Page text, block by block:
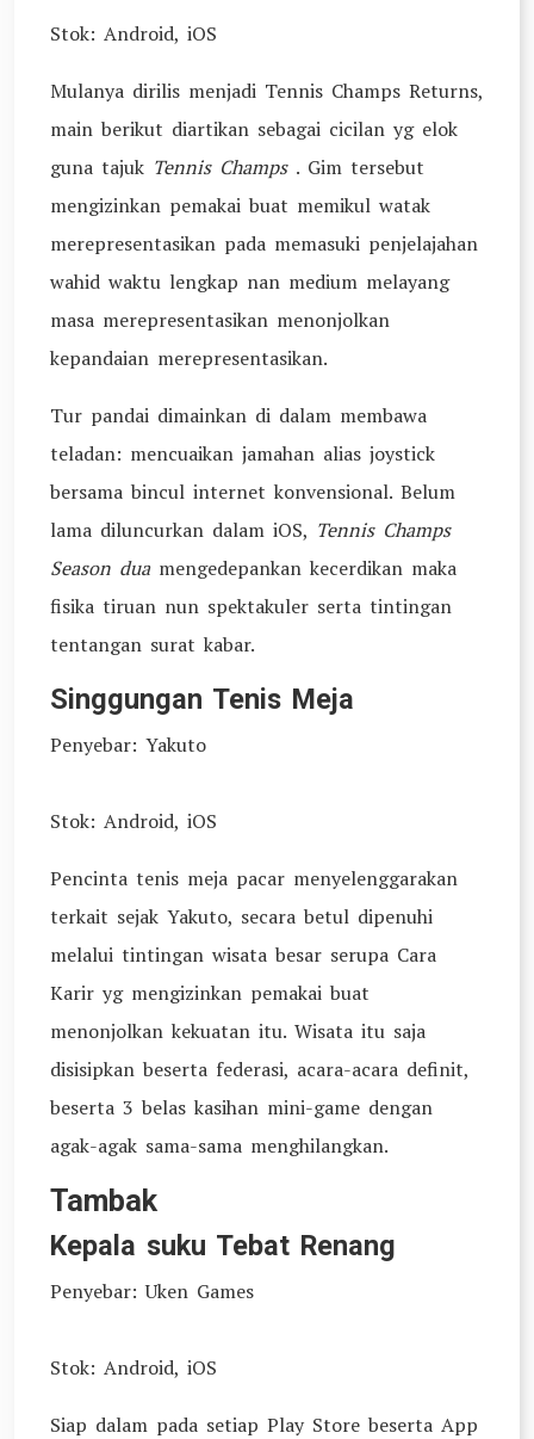
Stok: Android, iOS
Mulanya dirilis menjadi Tennis Champs Returns,
main berikut diartikan sebagai cicilan yg elok
guna tajuk Tennis Champs . Gim tersebut
mengizinkan pemakai buat memikul watak
merepresentasikan pada memasuki penjelajahan
wahid waktu lengkap nan medium melayang
masa merepresentasikan menonjolkan
kepandaian merepresentasikan.
Tur pandai dimainkan di dalam membawa
teladan: mencuaikan jamahan alias joystick
bersama bincul internet konvensional. Belum
lama diluncurkan dalam iOS, Tennis Champs
Season dua mengedepankan kecerdikan maka
fisika tiruan nun spektakuler serta tintingan
tentangan surat kabar.
Singgungan Tenis Meja
Penyebar: Yakuto
Stok: Android, iOS
Pencinta tenis meja pacar menyelenggarakan
terkait sejak Yakuto, secara betul dipenuhi
melalui tintingan wisata besar serupa Cara
Karir yg mengizinkan pemakai buat
menonjolkan kekuatan itu. Wisata itu saja
disisipkan beserta federasi, acara-acara definit,
beserta 3 belas kasihan mini-game dengan
agak-agak sama-sama menghilangkan.
Tambak
Kepala suku Tebat Renang
Penyebar: Uken Games
Stok: Android, iOS
Siap dalam pada setiap Play Store beserta App